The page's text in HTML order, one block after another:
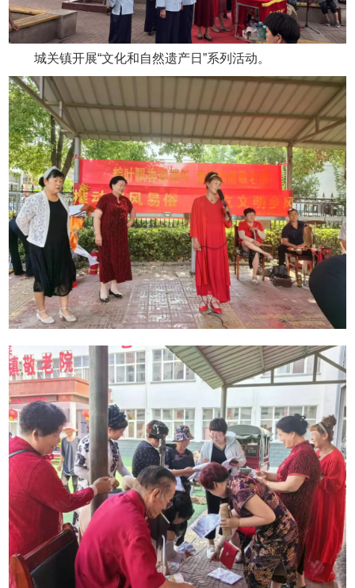
城关镇开展“文化和自然遗产日”系列活动。